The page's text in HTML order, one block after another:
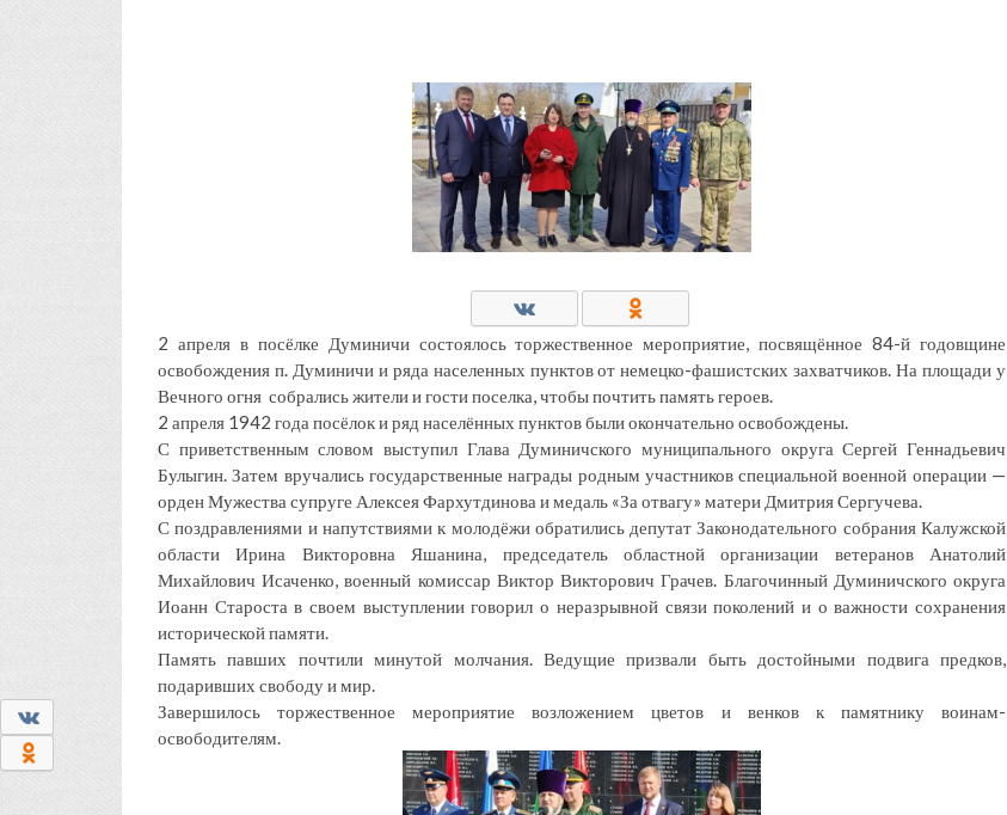
2 апреля в посёлке Думиничи состоялось торжественное мероприятие, посвящённое 84-й годовщине
освобождения п. Думиничи и ряда населенных пунктов от немецко-фашистских захватчиков. На площади у
Вечного огня собрались жители и гости поселка, чтобы почтить память героев.
2 апреля 1942 года посёлок и ряд населённых пунктов были окончательно освобождены.
С приветственным словом выступил Глава Думиничского муниципального округа Сергей Геннадьевич
Булыгин. Затем вручались государственные награды родным участников специальной военной операции —
орден Мужества супруге Алексея Фархутдинова и медаль «За отвагу» матери Дмитрия Сергучева.
С поздравлениями и напутствиями к молодёжи обратились депутат Законодательного собрания Калужской
области Ирина Викторовна Яшанина, председатель областной организации ветеранов Анатолий
Михайлович Исаченко, военный комиссар Виктор Викторович Грачев. Благочинный Думиничского округа
Иоанн Староста в своем выступлении говорил о неразрывной связи поколений и о важности сохранения
исторической памяти.
Память павших почтили минутой молчания. Ведущие призвали быть достойными подвига предков,
подаривших свободу и мир.
Завершилось торжественное мероприятие возложением цветов и венков к памятнику воинам-
освободителям.